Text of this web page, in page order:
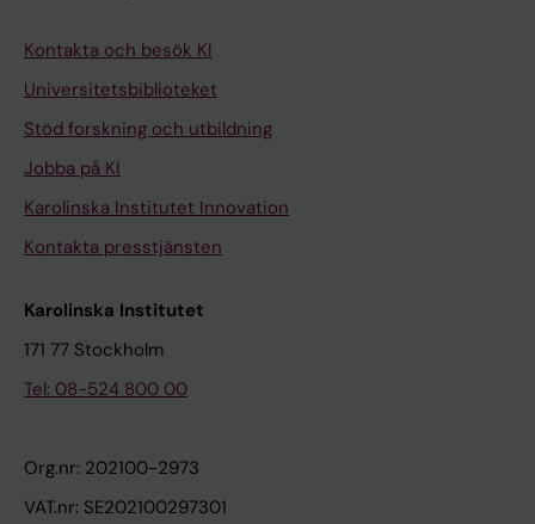
Kontakta och besök KI
Universitetsbiblioteket
Stöd forskning och utbildning
Jobba på KI
Karolinska Institutet Innovation
Kontakta presstjänsten
Karolinska Institutet
171 77 Stockholm
Tel: 08-524 800 00
Org.nr: 202100-2973
VAT.nr: SE202100297301